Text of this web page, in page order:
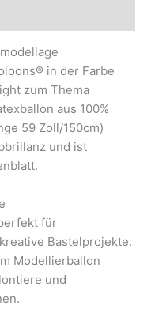
in der Farbe
zum Thema
aus 100%
59 Zoll/150cm)
und ist
für
Bastelprojekte.
Modellierballon
und